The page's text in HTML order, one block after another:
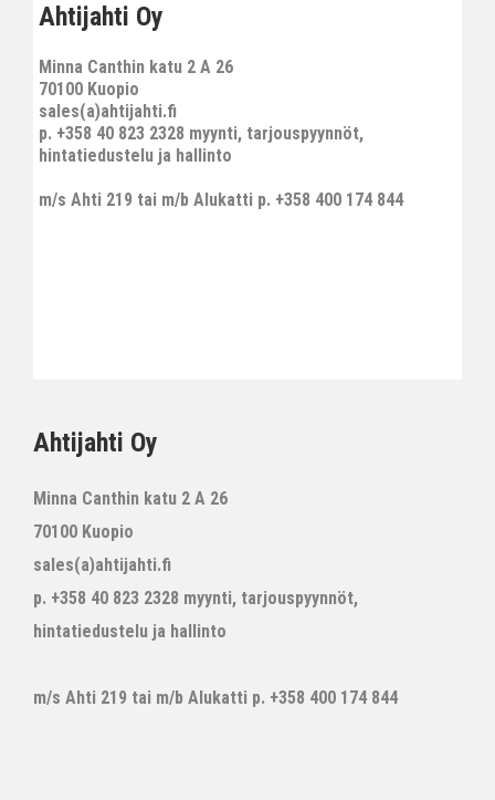
Ahtijahti Oy
Minna Canthin katu 2 A 26
70100 Kuopio
sales(a)ahtijahti.fi
p. +358 40 823 2328 myynti, tarjouspyynnöt,
hintatiedustelu ja hallinto
m/s Ahti 219 tai m/b Alukatti p. +358 400 174 844
Ahtijahti Oy
Minna Canthin katu 2 A 26
70100 Kuopio
sales(a)ahtijahti.fi
p. +358 40 823 2328 myynti, tarjouspyynnöt,
hintatiedustelu ja hallinto
m/s Ahti 219 tai m/b Alukatti p. +358 400 174 844